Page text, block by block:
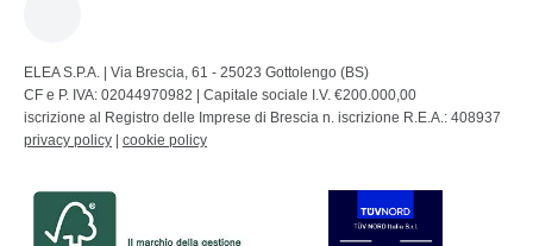
ELEA S.P.A. | Via Brescia, 61 - 25023 Gottolengo (BS)
CF e P. IVA: 02044970982 | Capitale sociale I.V. €200.000,00
iscrizione al Registro delle Imprese di Brescia n. iscrizione R.E.A.: 408937
privacy policy
cookie policy